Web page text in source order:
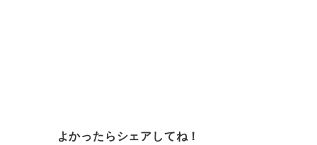
よかったらシェアしてね！